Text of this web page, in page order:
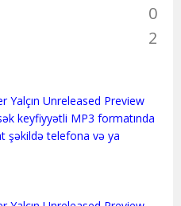
0
2
Yalçın Unreleased Preview
keyfiyyətli MP3 formatında
şəkildə telefona və ya